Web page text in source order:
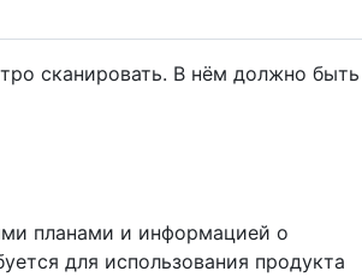
сканировать. В нём должно быть
планами и информацией о
для использования продукта